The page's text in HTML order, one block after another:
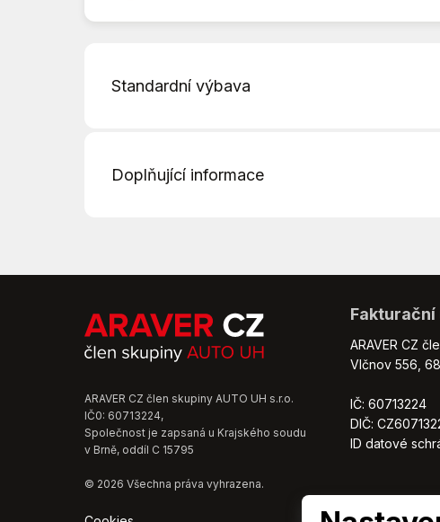
Standardní výbava
Centrál dálkový
Mlhovky
Parkovací senzory zadní
Repro
Sledování únavy řidiče
Tempomat
Vyhřívaná sedadla
Zadní světla LED
Doplňující informace
Rezervní kolo (neplnohodnotné)
Příprava pro služby ŠKODA Connect M
Uvedená Cena platná při odkupu
*542157
ARAVER CZ člen skupiny AUTO UH s.r.o.
IČ0: 60713224,
Společnost je zapsaná u Krajského soudu
v Brně, oddíl C 15795
© 2026 Všechna práva vyhrazena.
Fakturační
ARAVER CZ
Vlčnov 556,
IČ: 60713224
DIČ:
ID datové